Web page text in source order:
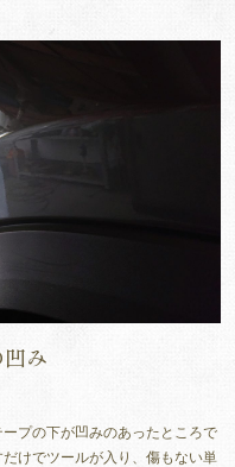
み
プの下が凹みのあったところで
けでツールが入り、傷もない単